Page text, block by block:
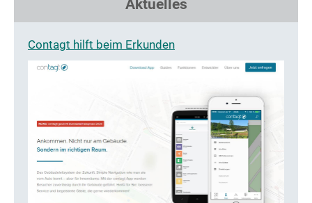
Aktuelles
Contagt hilft beim Erkunden